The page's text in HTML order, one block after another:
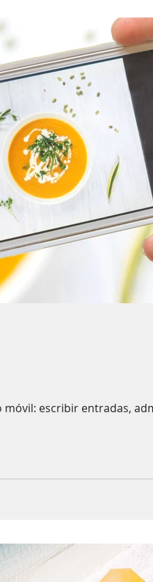
escribir entradas,